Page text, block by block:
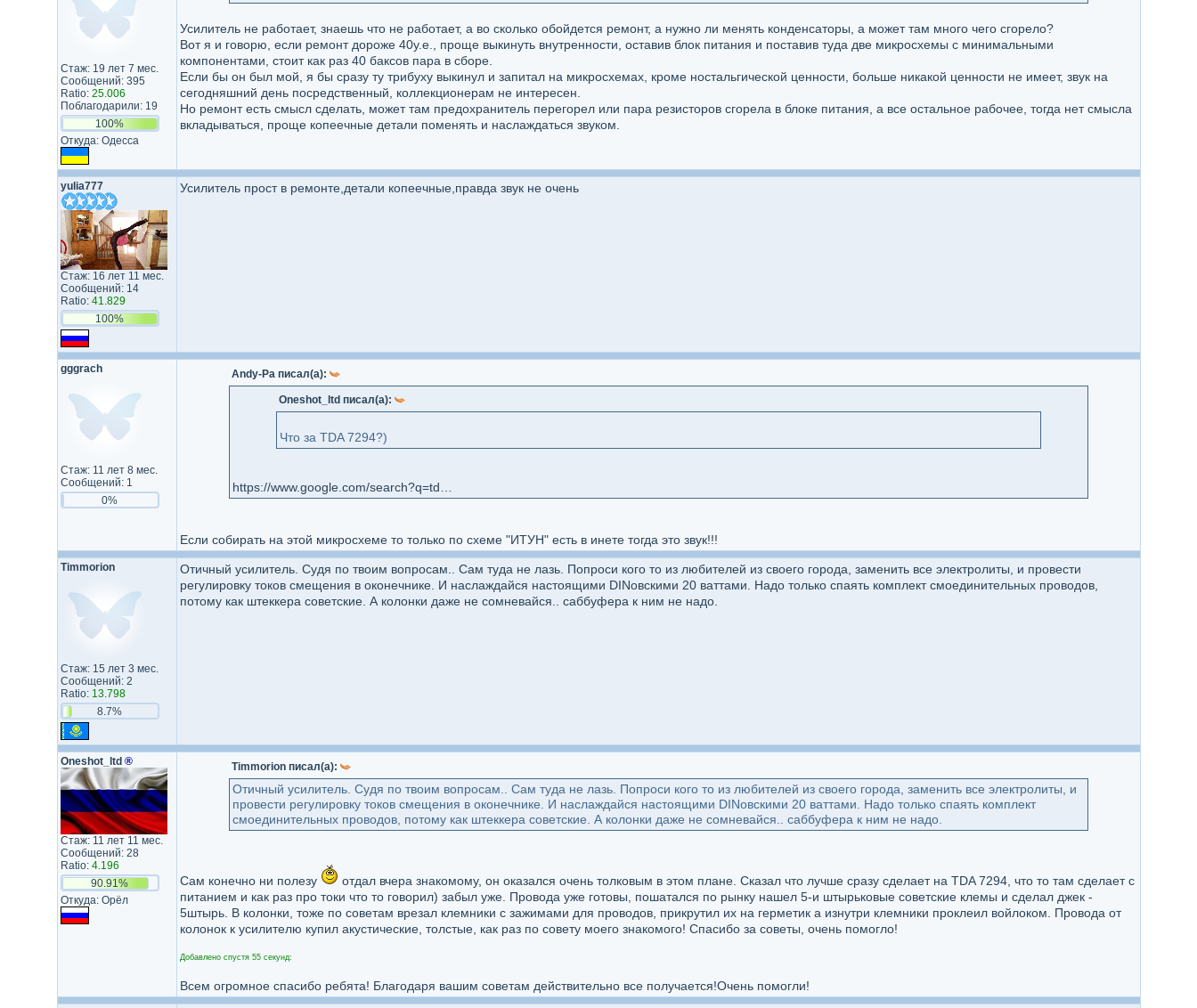
Стаж: 19 лет 7 мес.
Сообщений: 395
Ratio: 25.006
Поблагодарили: 19
100%
Откуда: Одесса
Усилитель не работает, знаешь что не работает, а во сколько обойдется ремонт, а нужно ли менять конденсаторы, а может там много чего сгорело?
Вот я и говорю, если ремонт дороже 40у.е., проще выкинуть внутренности, оставив блок питания и поставив туда две микросхемы с минимальными
компонентами, стоит как раз 40 баксов пара в сборе.
Если бы он был мой, я бы сразу ту трибуху выкинул и запитал на микросхемах, кроме ностальгической ценности, больше никакой ценности не имеет, звук на
сегодняшний день посредственный, коллекционерам не интересен.
Но ремонт есть смысл сделать, может там предохранитель перегорел или пара резисторов сгорела в блоке питания, а все остальное рабочее, тогда нет смысла
вкладываться, проще копеечные детали поменять и наслаждаться звуком.
yulia777
Стаж: 16 лет 11 мес.
Сообщений: 14
Ratio: 41.829
100%
Усилитель прост в ремонте,детали копеечные,правда звук не очень
gggrach
Стаж: 11 лет 8 мес.
Сообщений: 1
0%
Andy-Pa писал(а):
Oneshot_ltd писал(а):
Что за TDA 7294?)
Если собирать на этой микросхеме то только по схеме "ИТУН" есть в инете тогда это звук!!!
Timmorion
Стаж: 15 лет 3 мес.
Сообщений: 2
Ratio: 13.798
8.7%
Отичный усилитель. Судя по твоим вопросам.. Сам туда не лазь. Попроси кого то из любителей из своего города, заменить все электролиты, и провести
регулировку токов смещения в оконечнике. И наслаждайся настоящими DINовскими 20 ваттами. Надо только спаять комплект смоединительных проводов,
потому как штеккера советские. А колонки даже не сомневайся.. саббуфера к ним не надо.
Oneshot_ltd ®
Стаж: 11 лет 11 мес.
Сообщений: 28
Ratio: 4.196
90.91%
Откуда: Орёл
Timmorion писал(а):
Отичный усилитель. Судя по твоим вопросам.. Сам туда не лазь. Попроси кого то из любителей из своего города, заменить все электролиты, и
провести регулировку токов смещения в оконечнике. И наслаждайся настоящими DINовскими 20 ваттами. Надо только спаять комплект
смоединительных проводов, потому как штеккера советские. А колонки даже не сомневайся.. саббуфера к ним не надо.
Сам конечно ни полезу
отдал вчера знакомому, он оказался очень толковым в этом плане. Сказал что лучше сразу сделает на TDA 7294, что то там сделает с
питанием и как раз про токи что то говорил) забыл уже. Провода уже готовы, пошатался по рынку нашел 5-и штырьковые советские клемы и сделал джек -
5штырь. В колонки, тоже по советам врезал клемники с зажимами для проводов, прикрутил их на герметик а изнутри клемники проклеил войлоком. Провода от
колонок к усилителю купил акустические, толстые, как раз по совету моего знакомого! Спасибо за советы, очень помогло!
Добавлено спустя 55 секунд:
Всем огромное спасибо ребята! Благодаря вашим советам действительно все получается!Очень помогли!